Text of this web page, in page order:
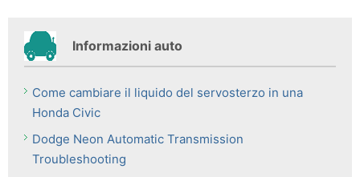
Informazioni auto
Come cambiare il liquido del servosterzo in una
Honda Civic
Dodge Neon Automatic Transmission
Troubleshooting